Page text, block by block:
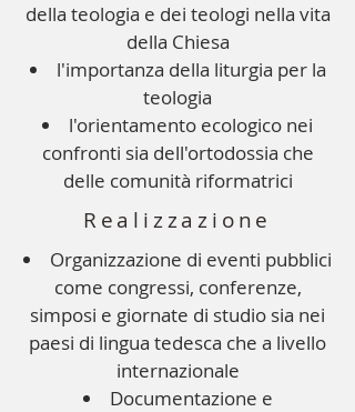
della teologia e dei teologi nella vita
della Chiesa
l'importanza della liturgia per la
teologia
l'orientamento ecologico nei
confronti sia dell'ortodossia che
delle comunità riformatrici
Realizzazione
Organizzazione di eventi pubblici
come congressi, conferenze,
simposi e giornate di studio sia nei
paesi di lingua tedesca che a livello
internazionale
Documentazione e